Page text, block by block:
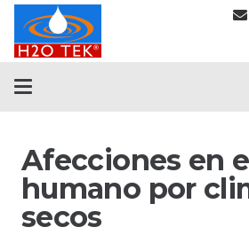
Afecciones en
humano por
secos